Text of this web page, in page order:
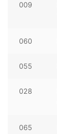
009
060
055
028
065